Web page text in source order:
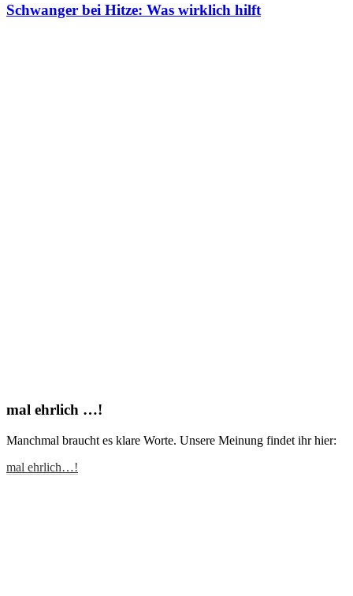
Schwanger bei Hitze: Was wirklich hilft
mal ehrlich …!
Manchmal braucht es klare Worte. Unsere Meinung findet ihr hier:
mal ehrlich…!